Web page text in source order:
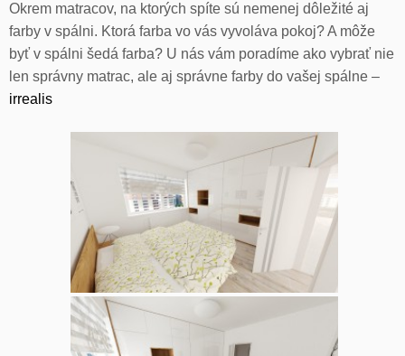
Okrem matracov, na ktorých spíte sú nemenej dôležité aj
farby v spálni. Ktorá farba vo vás vyvoláva pokoj? A môže
byť v spálni šedá farba? U nás vám poradíme ako vybrať nie
len správny matrac, ale aj správne farby do vašej spálne –
irrealis